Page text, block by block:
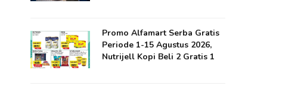
Promo Alfamart Serba Gratis
Periode 1-15 Agustus 2026,
Nutrijell Kopi Beli 2 Gratis 1